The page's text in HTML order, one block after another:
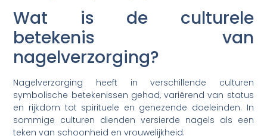
Wat is de culturele
betekenis van
nagelverzorging?
Nagelverzorging heeft in verschillende culturen
symbolische betekenissen gehad, variërend van status
en rijkdom tot spirituele en genezende doeleinden. In
sommige culturen dienden versierde nagels als een
teken van schoonheid en vrouwelijkheid.